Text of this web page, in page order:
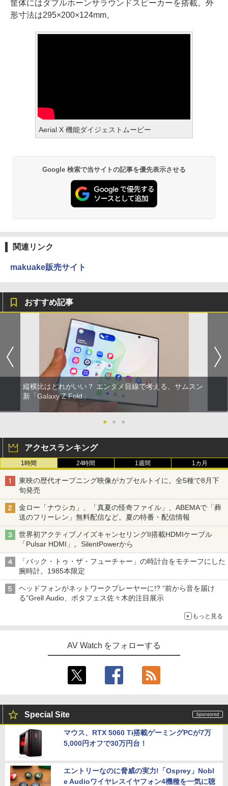
筐体にはダブルホーンサラウンドスピーカーを搭載。外
形寸法は295×200×124mm。
Aerial X 機能ダイジェストムービー
Google 検索で当サイトの記事を優先表示させる
関連リンク
makuake販売サイト
おすすめ記事
縦横比はどれがいい？ エンタメ目線で考える、サムスン
新「Galaxy Z Fold」
● ● ●
アクセスランキング
1時間 24時間 1週間 1カ月
東映の歴代オープニング映像がカプセルトイに。全5種で8月下
旬発売
金ロー「ナウシカ」、「真夏の怪奇ファイル」、ABEMAで「葬
送のフリーレン」無料配信など。夏の特番・配信情報
世界初アクティブノイズキャンセリングII搭載HDMIケーブル
「Pulsar HDMI」。SilentPowerから
「バック・トゥ・ザ・フューチャー」の時計台をモチーフにした
腕時計。1985本限定
ヘッドフォンがネットワークプレーヤーに!? “前から音を届け
る”Grell Audio、ポタフェス佐々木的注目展示
もっと見る
AV Watch をフォローする
Special Site
マウス、RTX 5060 Ti搭載ゲーミングPCが7万
5,000円オフで30万円台！
エントリーなのに脅威の実力!「Osprey」Nobl
e Audioワイヤレスイヤフォン4機種を一気に聴